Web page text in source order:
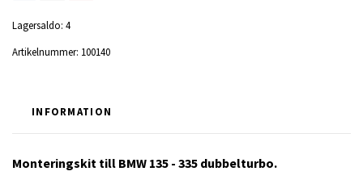
Lagersaldo: 4
Artikelnummer: 100140
INFORMATION
Monteringskit till BMW 135 - 335 dubbelturbo.